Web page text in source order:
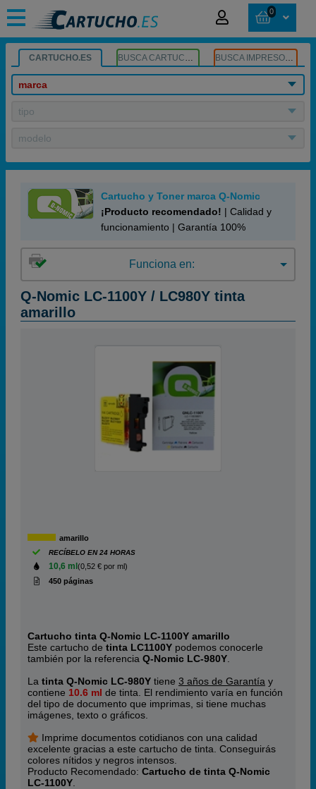
0
CARTUCHO.ES BUSCA CARTUCHOS BUSCA IMPRESORA
marca
tipo
modelo
Cartucho y Toner marca Q-Nomic
¡Producto recomendado! | Calidad y
funcionamiento | Garantía 100%
Funciona en:
Q-Nomic LC-1100Y / LC980Y tinta
amarillo
amarillo
RECÍBELO EN 24 HORAS
10,6 ml (0,52 € por ml)
450 páginas
Cartucho tinta Q-Nomic LC-1100Y amarillo
Este cartucho de tinta LC1100Y podemos conocerle
también por la referencia Q-Nomic LC-980Y
La tinta Q-Nomic LC-980Y tiene 3 años de Garantía y
contiene 10.6 ml de tinta. El rendimiento varía en función
del tipo de documento que imprimas, si tiene muchas
imágenes, texto o gráficos.
Imprime documentos cotidianos con una calidad
excelente gracias a este cartucho de tinta. Conseguirás
colores nítidos y negros intensos.
Producto Recomendado: Cartucho de tinta Q-Nomic
LC-1100Y